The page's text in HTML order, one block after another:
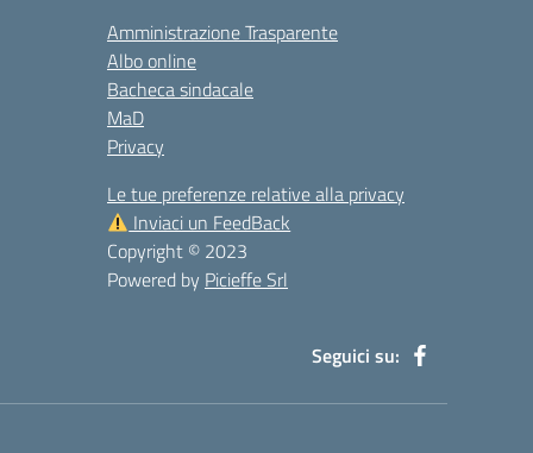
Amministrazione Trasparente
Albo online
Bacheca sindacale
MaD
Privacy
Le tue preferenze relative alla privacy
Inviaci un FeedBack
Copyright © 2023
Powered by Picieffe Srl
Seguici su: